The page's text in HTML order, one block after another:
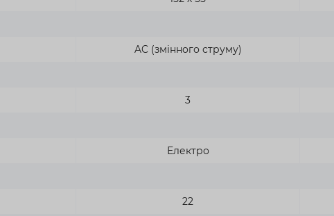
AC (змінного струму)
3
Електро
22